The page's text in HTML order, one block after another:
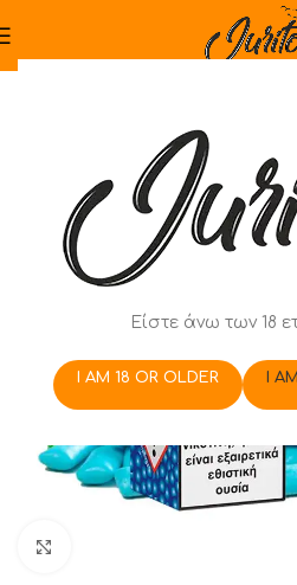
Είστε άνω των 18
I AM 18 OR OLDER I